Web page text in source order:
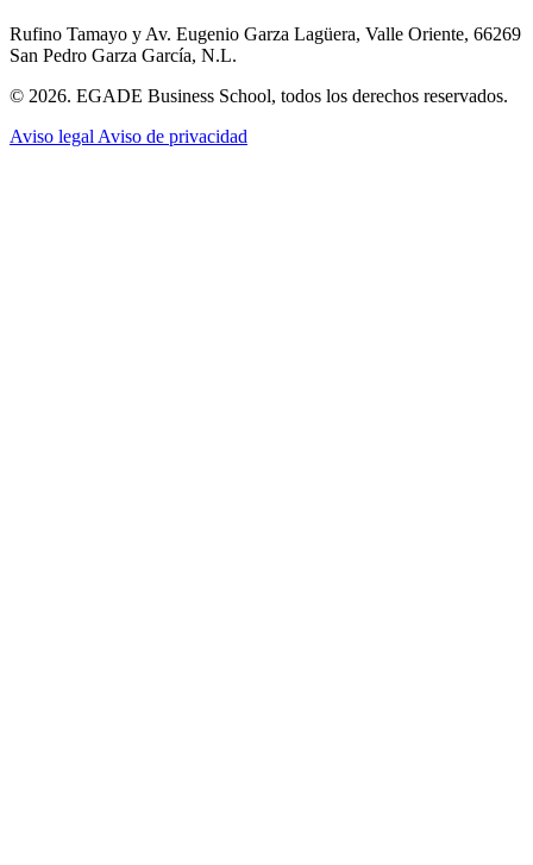
Rufino Tamayo y Av. Eugenio Garza Lagüera, Valle Oriente, 66269
San Pedro Garza García, N.L.
© 2026. EGADE Business School, todos los derechos reservados.
Aviso legal Aviso de privacidad